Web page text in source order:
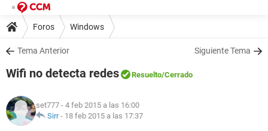
Foros Windows
Tema Anterior Siguiente Tema
Wifi no detecta redes Resuelto/Cerrado
set777 - 4 feb 2015 a las 16:00
Sirr- 18 feb 2015 a las 17:37